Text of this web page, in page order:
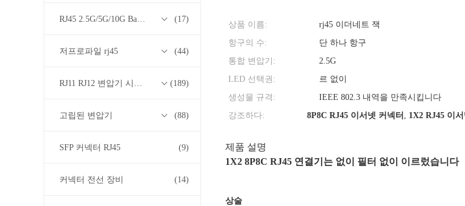
RJ45 2.5G/5G/10G Base-T 트랜스포머 시리즈 (17)
저프로파일 rj45 (44)
RJ11 RJ12 변압기 시리즈 없이 RJ45 (189)
고립된 변압기 (88)
SFP 커넥터 RJ45 (9)
커넥터 전선 장비 (14)
상품 이름: rj45 이더네트 잭
항구의 수:
단 하나 항구
통합 변압기:
2.5G
LED 선택권:
르 없이
생성물 규격:
IEEE 802.3 내역을 만족시킵니다
강조하다:
8P8C RJ45 이서넷 커넥터 , 1X2 RJ45 이
제품 설명
1X2 8P8C RJ45 연결기는 없이 필터 없이 이르렀습니다
상술